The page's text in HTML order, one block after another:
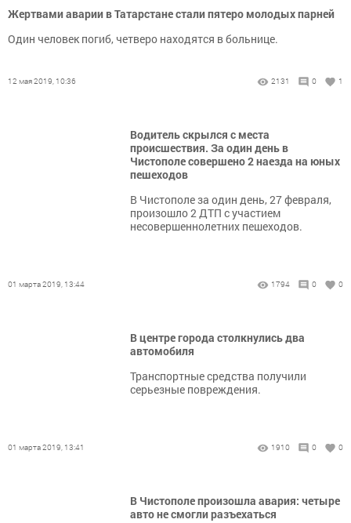
Жертвами аварии в Татарстане стали пятеро молодых парней
Один человек погиб, четверо находятся в больнице.
12 мая 2019, 10:36 2131 0 1
Водитель скрылся с места
происшествия. За один день в
Чистополе совершено 2 наезда на юных
пешеходов
В Чистополе за один день, 27 февраля,
произошло 2 ДТП с участием
несовершеннолетних пешеходов.
01 марта 2019, 13:44 1794 0 0
В центре города столкнулись два
автомобиля
Транспортные средства получили
серьезные повреждения.
01 марта 2019, 13:41 1910 0 0
В Чистополе произошла авария: четыре
авто не смогли разъехаться